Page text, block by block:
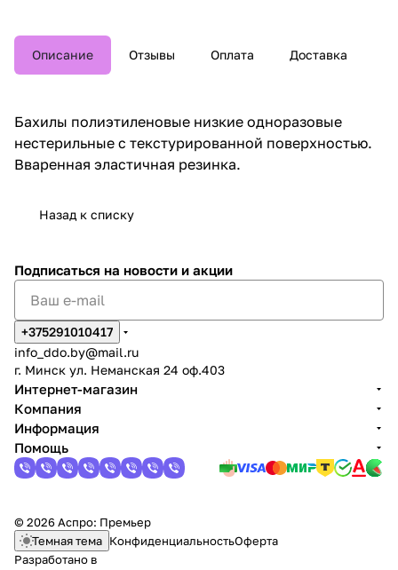
Описание Отзывы Оплата Доставка
Бахилы полиэтиленовые низкие одноразовые
нестерильные с текстурированной поверхностью.
Вваренная эластичная резинка.
Назад к списку
Подписаться на новости и акции
+375291010417
info_ddo.by@mail.ru
г. Минск ул. Неманская 24 оф.403
Интернет-магазин
Компания
Информация
Помощь
© 2026 Аспро: Премьер
Темная тема КонфиденциальностьОферта
Разработано в